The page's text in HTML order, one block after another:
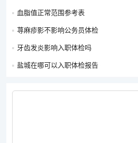
血脂值正常范围参考表
荨麻疹影不影响公务员体检
牙齿发炎影响入职体检吗
盐城在哪可以入职体检报告